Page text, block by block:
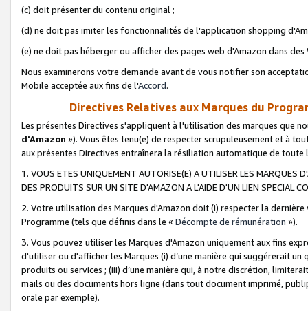
(c) doit présenter du contenu original ;
(d) ne doit pas imiter les fonctionnalités de l'application shopping
(e) ne doit pas héberger ou afficher des pages web d'Amazon dans
Nous examinerons votre demande avant de vous notifier son
Mobile acceptée aux fins de l'Accord.
Directives Relatives aux Marques du
Les présentes Directives s'appliquent à l'utilisation des marques que
d'Amazon »). Vous êtes tenu(e) de respecter scrupuleusement et à
aux présentes Directives entraînera la résiliation automatique de
1. VOUS ETES UNIQUEMENT AUTORISE(E) A UTILISER LES MARQUES
DES PRODUITS SUR UN SITE D'AMAZON A L'AIDE D'UN LIEN SPECIAL
2. Votre utilisation des Marques d'Amazon doit (i) respecter la
Programme (tels que définis dans le « Décompte de rémunération »).
3. Vous pouvez utiliser les Marques d'Amazon uniquement aux fins
d'utiliser ou d'afficher les Marques (i) d’une manière qui suggérerait
produits ou services ; (iii) d’une manière qui, à notre discrétion,
mails ou des documents hors ligne (dans tout document imprimé,
orale par exemple).